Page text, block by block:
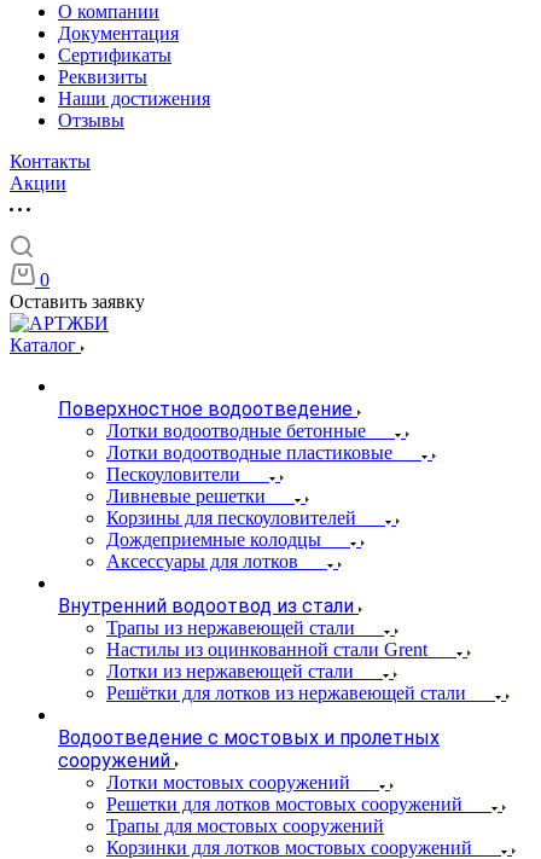
О компании
Документация
Сертификаты
Реквизиты
Наши достижения
Отзывы
Контакты
Акции
0
Оставить заявку
Каталог
Поверхностное водоотведение
Лотки водоотводные бетонные
Лотки водоотводные пластиковые
Пескоуловители
Ливневые решетки
Корзины для пескоуловителей
Дождеприемные колодцы
Аксессуары для лотков
Внутренний водоотвод из стали
Трапы из нержавеющей стали
Настилы из оцинкованной стали Grent
Лотки из нержавеющей стали
Решётки для лотков из нержавеющей стали
Водоотведение с мостовых и пролетных
сооружений
Лотки мостовых сооружений
Решетки для лотков мостовых сооружений
Трапы для мостовых сооружений
Корзинки для лотков мостовых сооружений